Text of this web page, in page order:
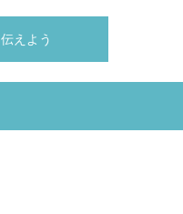
伝えよう